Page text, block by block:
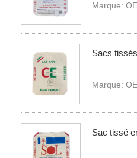
Marque:
Sacs
Marque:
Sac tissé